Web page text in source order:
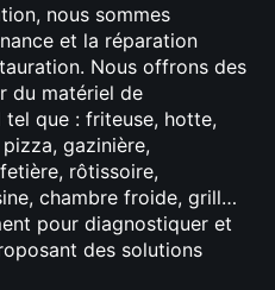
nous sommes
et la réparation
Nous offrons des
du matériel de
que : friteuse, hotte,
gazinière,
rôtissoire,
chambre froide, grill…
pour diagnostiquer et
des solutions